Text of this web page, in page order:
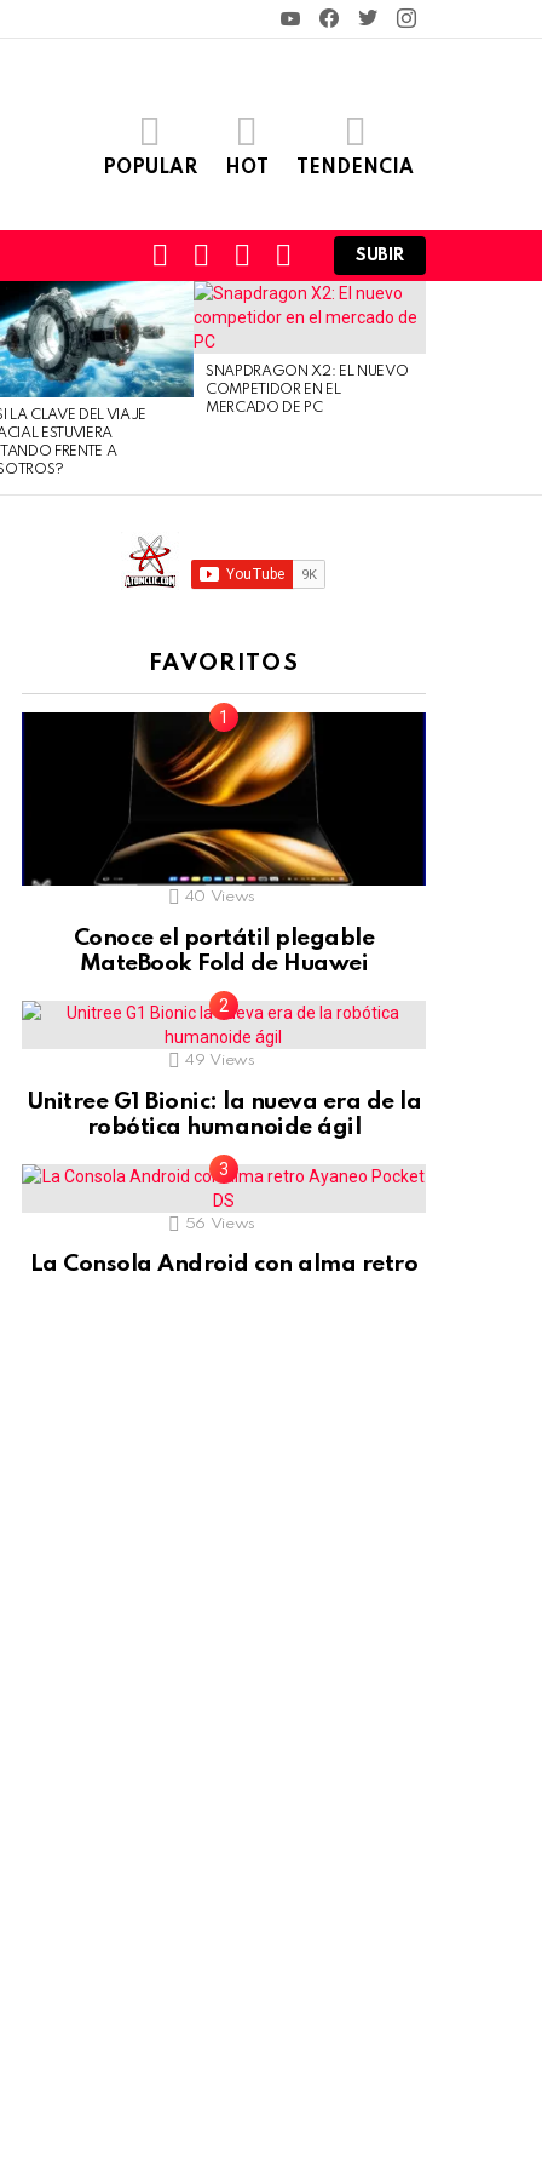
YouTubeFacebook
TwitterInstagram
POPULAR HOT TENDENCIA
SWITCH
SKIN
FOLLOWSEARCHLOGIN
SUBIR
LA CLAVE DEL VIAJE
ESTUVIERA
FRENTE A
SNAPDRAGON X2: EL NUEVO
COMPETIDOR EN EL
MERCADO DE PC
FAVORITOS
40 Views
Conoce el portátil plegable
MateBook Fold de Huawei
49 Views
Unitree G1 Bionic: la nueva era de la
robótica humanoide ágil
56 Views
La Consola Android con alma retro